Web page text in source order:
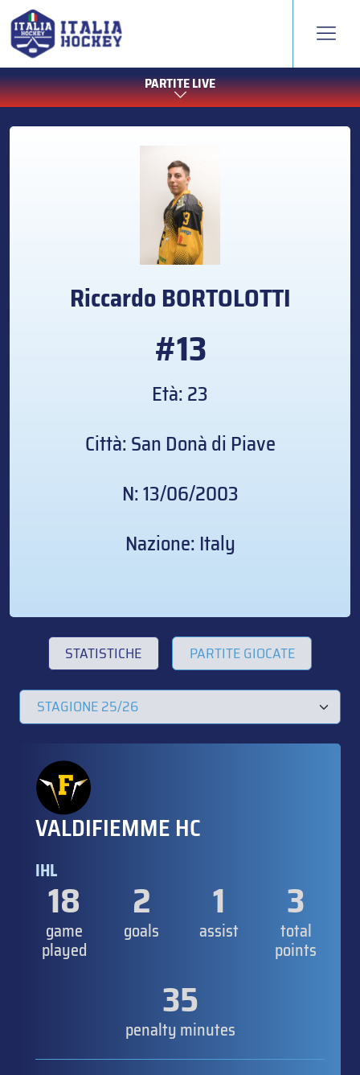
PARTITE LIVE
RiccardoBORTOLOTTI
#13
Età: 23
Città: San Donà di Piave
N: 13/06/2003
Nazione: Italy
STATISTICHE PARTITE GIOCATE
VALDIFIEMME HC
IHL
18
game
played
2
goals
1
assist
3
total
points
35
penalty minutes